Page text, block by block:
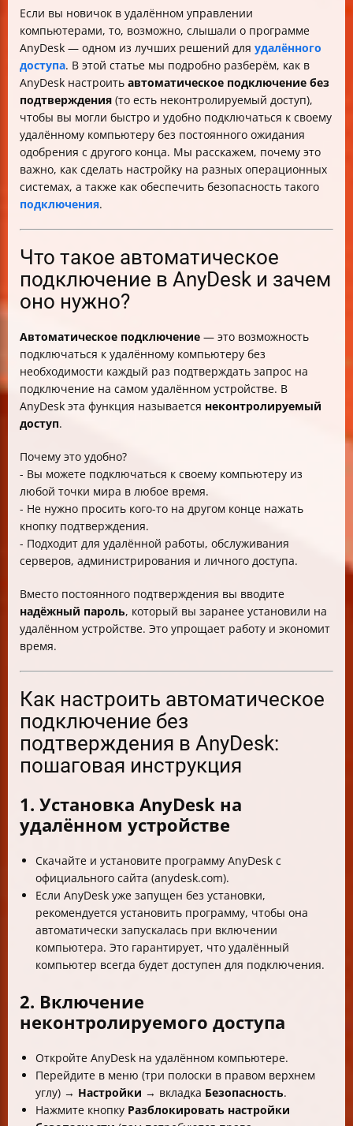
распространённых проблем
Итог
Краткая шпаргалка по настройке
Если вы новичок в удалённом управлении
компьютерами, то, возможно, слышали о программе
AnyDesk — одном из лучших решений для удалённого
доступа. В этой статье мы подробно разберём, как в
AnyDesk настроить автоматическое подключение без
подтверждения (то есть неконтролируемый доступ),
чтобы вы могли быстро и удобно подключаться к своему
удалённому компьютеру без постоянного ожидания
одобрения с другого конца. Мы расскажем, почему это
важно, как сделать настройку на разных операционных
системах, а также как обеспечить безопасность такого
подключения.
Что такое автоматическое
подключение в AnyDesk и зачем
оно нужно?
Автоматическое подключение — это возможность
подключаться к удалённому компьютеру без
необходимости каждый раз подтверждать запрос на
подключение на самом удалённом устройстве. В
AnyDesk эта функция называется неконтролируемый
доступ.
Почему это удобно?
- Вы можете подключаться к своему компьютеру из
любой точки мира в любое время.
- Не нужно просить кого-то на другом конце нажать
кнопку подтверждения.
- Подходит для удалённой работы, обслуживания
серверов, администрирования и личного доступа.
Вместо постоянного подтверждения вы вводите
надёжный пароль, который вы заранее установили на
удалённом устройстве. Это упрощает работу и экономит
время.
Как настроить автоматическое
подключение без
подтверждения в AnyDesk:
пошаговая инструкция
1. Установка AnyDesk на
удалённом устройстве
Скачайте и установите программу AnyDesk с
официального сайта (anydesk.com).
Если AnyDesk уже запущен без установки,
рекомендуется установить программу, чтобы она
автоматически запускалась при включении
компьютера. Это гарантирует, что удалённый
компьютер всегда будет доступен для подключения.
2. Включение
неконтролируемого доступа
Откройте AnyDesk на удалённом компьютере.
Перейдите в меню (три полоски в правом верхнем
углу) → Настройки → вкладка Безопасность.
Нажмите кнопку Разблокировать настройки